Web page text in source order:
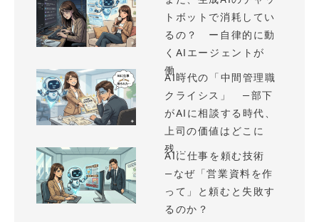
トボットで消耗してい
るの？ ー自律的に動
くAIエージェントが
働...
AI時代の「中間管理職
クライシス」 —部下
がAIに相談する時代、
上司の価値はどこに
残...
AIに仕事を頼む技術
—なぜ「営業資料を作
って」と頼むと失敗す
るのか？